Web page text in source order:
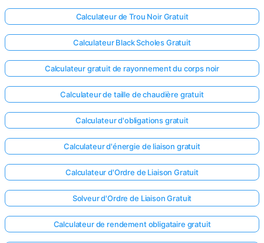
Calculateur de Trou Noir Gratuit
Calculateur Black Scholes Gratuit
Calculateur gratuit de rayonnement du corps noir
Calculateur de taille de chaudière gratuit
Calculateur d'obligations gratuit
Calculateur d'énergie de liaison gratuit
Calculateur d'Ordre de Liaison Gratuit
Solveur d'Ordre de Liaison Gratuit
Calculateur de rendement obligataire gratuit